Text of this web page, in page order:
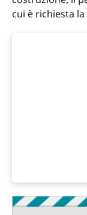
cui è richiesta